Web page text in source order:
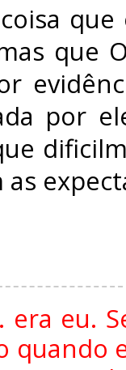
que
por
era eu.
quando